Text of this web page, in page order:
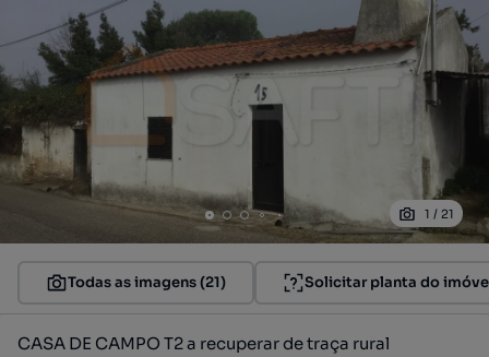
1 / 21
Todas as imagens (21) Solicitar planta do
CASA DE CAMPO T2 a recuperar de traça rural